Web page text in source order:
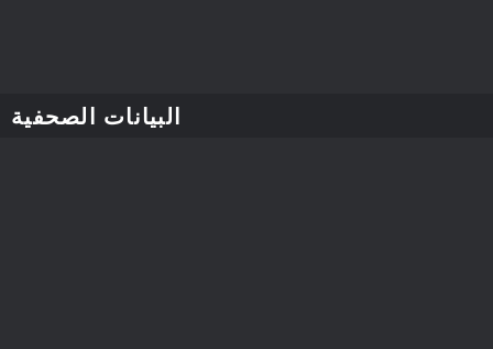
البيانات الصحفية